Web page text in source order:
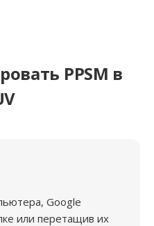
PPSM в
Google
или перетащив их